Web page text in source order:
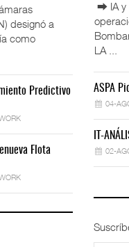
designó a
como
Predictivo
Flota
La
03-AGO-
Trump
02-AGO-
⮕ IA y
LA ...
ASPA
04-
IT-
02-